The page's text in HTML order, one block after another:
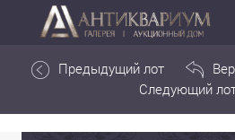
Предыдущий лот
Следующий